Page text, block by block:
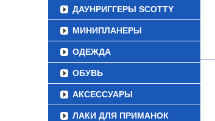
ДАУНРИГГЕРЫ SCOTTY
МИНИПЛАНЕРЫ
ОДЕЖДА
ОБУВЬ
АКСЕССУАРЫ
ЛАКИ ДЛЯ ПРИМАНОК